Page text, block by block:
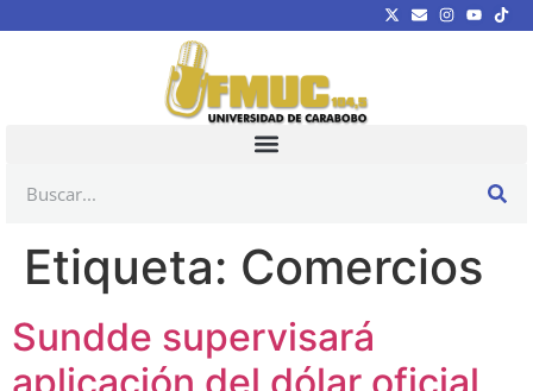
Etiqueta: Comercios
Sundde supervisará